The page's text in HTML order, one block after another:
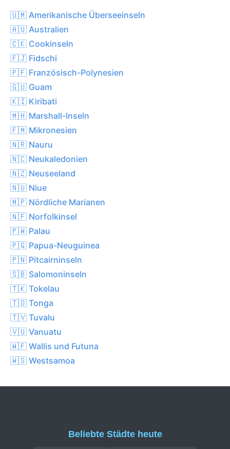
🇺🇲 Amerikanische Überseeinseln
🇦🇺 Australien
🇨🇰 Cookinseln
🇫🇯 Fidschi
🇵🇫 Französisch-Polynesien
🇬🇺 Guam
🇰🇮 Kiribati
🇲🇭 Marshall-Inseln
🇫🇲 Mikronesien
🇳🇷 Nauru
🇳🇨 Neukaledonien
🇳🇿 Neuseeland
🇳🇺 Niue
🇲🇵 Nördliche Marianen
🇳🇫 Norfolkinsel
🇵🇼 Palau
🇵🇬 Papua-Neuguinea
🇵🇳 Pitcairninseln
🇸🇧 Salomoninseln
🇹🇰 Tokelau
🇹🇴 Tonga
🇹🇻 Tuvalu
🇻🇺 Vanuatu
🇼🇫 Wallis und Futuna
🇼🇸 Westsamoa
Beliebte Städte heute